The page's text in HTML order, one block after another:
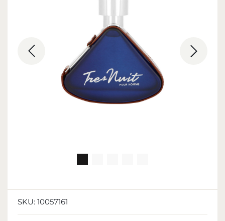
SKU: 10057161